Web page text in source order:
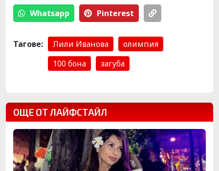
Whatsapp Pinterest
Тагове: Лили Иванова
олимпия
100 бона
загуба
ОЩЕ ОТ ЛАЙФСТАЙЛ